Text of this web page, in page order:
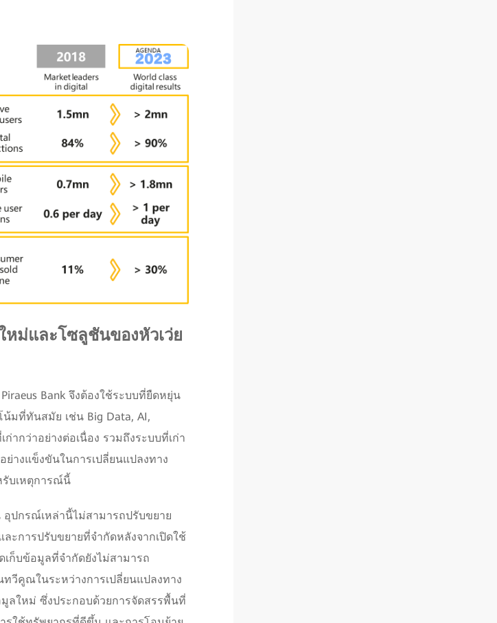
หม่และโซลูชันของหัวเว่ย
Bank จึงต้องใช้ระบบที่ยืดหยุ่น
มที่ทันสมัย เช่น Big Data, AI,
ากว่าอย่างต่อเนื่อง รวมถึงระบบที่เก่า
างแข็งขันในการเปลี่ยนแปลงทาง
รับเหตุการณ์นี้
ปกรณ์เหล่านี้ไม่สามารถปรับขยาย
ะการปรับขยายที่จำกัดหลังจากเปิดใช้
ก็บข้อมูลที่จำกัดยังไม่สามารถ
วีคูณในระหว่างการเปลี่ยนแปลงทาง
ลใหม่ ซึ่งประกอบด้วยการจัดสรรพื้นที่